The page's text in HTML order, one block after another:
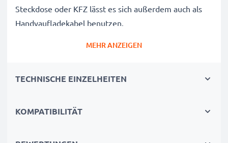
Steckdose oder KFZ lässt es sich außerdem auch als
Handyaufladekabel benutzen.
✔ 30 Pin Dock Connector auf USB A Adapterkabel für
Ladeanschluss
MEHR ANZEIGEN
TECHNISCHE EINZELHEITEN
KOMPATIBILITÄT